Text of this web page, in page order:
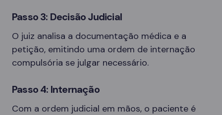
Passo 3: Decisão Judicial
O juiz analisa a documentação médica e a
petição, emitindo uma ordem de internação
compulsória se julgar necessário.
Passo 4: Internação
Com a ordem judicial em mãos, o paciente é